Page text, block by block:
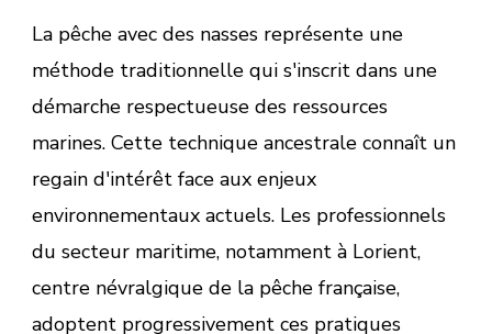
La pêche avec des nasses représente une
méthode traditionnelle qui s'inscrit dans une
démarche respectueuse des ressources
marines. Cette technique ancestrale connaît un
regain d'intérêt face aux enjeux
environnementaux actuels. Les professionnels
du secteur maritime, notamment à Lorient,
centre névralgique de la pêche française,
adoptent progressivement ces pratiques